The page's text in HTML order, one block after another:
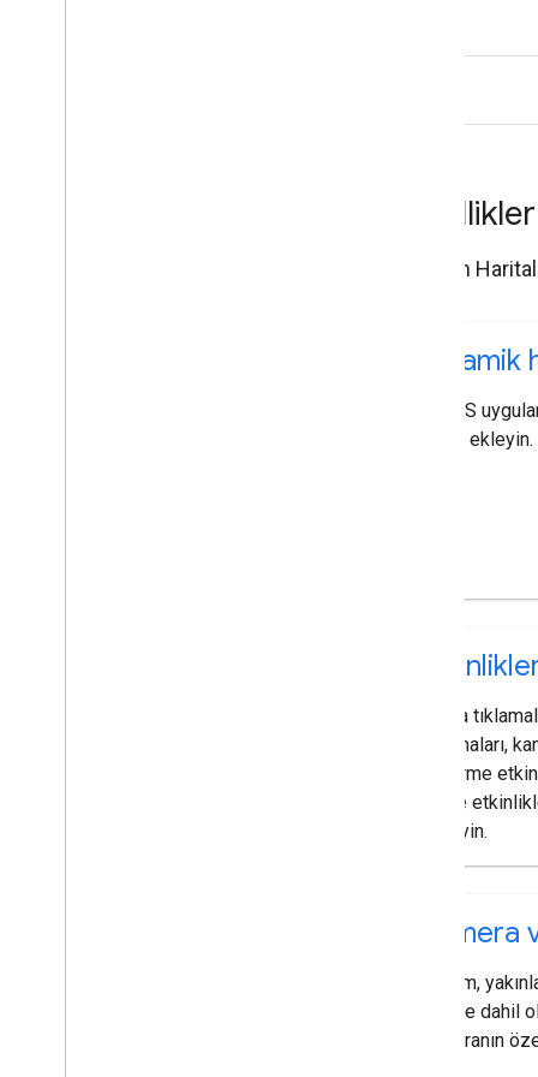
Özellikler
iOS için
Bir iOS
harita ekleyin.
Harita
tıklamaları,
bindirme
üzere
dinleyin.
Konum,
yön de dahil
kameranın